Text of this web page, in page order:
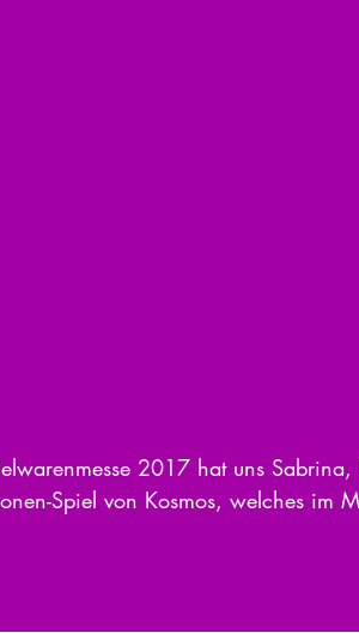
2017 hat uns
Spiel von Kosmos, welches im